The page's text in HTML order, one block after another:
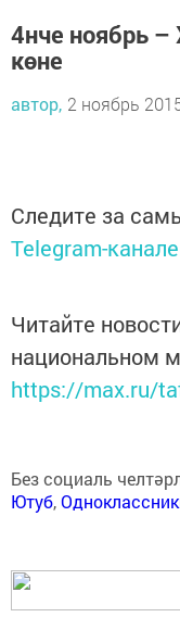
4нче ноябрь
көне
автор, 2 ноябрь
Следите за
Telegram-канале
Читайте
национальном
https://max.ru/
Без социаль
Ютуб,